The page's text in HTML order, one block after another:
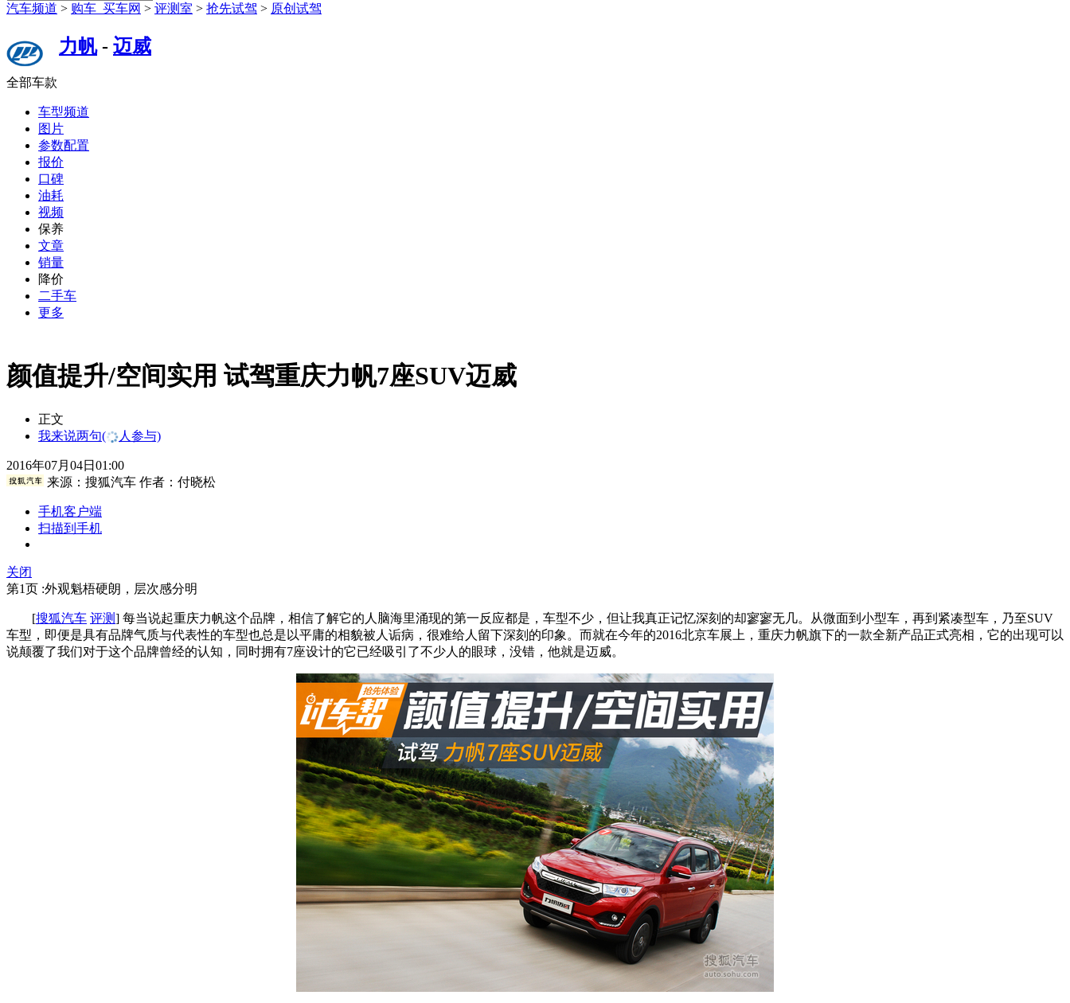
汽车频道 > 购车_买车网 > 评测室 > 抢先试驾 > 原创试驾
力帆- 迈威
全部车款
车型频道
图片
参数配置
报价
口碑
油耗
视频
保养
文章
销量
降价
二手车
更多
颜值提升/空间实用 试驾重庆力帆7座SUV迈威
正文
我来说两句( 人参与)
2016年07月04日01:00
来源： 搜狐汽车作者：付晓松
手机客户端
扫描到手机
关闭
第1页 :外观魁梧硬朗，层次感分明
[搜狐汽车 评测] 每当说起重庆力帆这个品牌，相信了解它的人脑海里涌现的第一反应都是，车型不少，但让我真正记忆深刻的却寥寥无几。从微面到小型车，再到紧凑型车，乃至SUV
车型，即便是具有品牌气质与代表性的车型也总是以平庸的相貌被人诟病，很难给人留下深刻的印象。而就在今年的2016北京车展上，重庆力帆旗下的一款全新产品正式亮相，它的出现可以
说颠覆了我们对于这个品牌曾经的认知，同时拥有7座设计的它已经吸引了不少人的眼球，没错，他就是迈威。